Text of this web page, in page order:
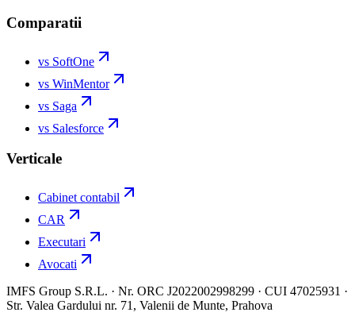
Comparatii
vs SoftOne
vs WinMentor
vs Saga
vs Salesforce
Verticale
Cabinet contabil
CAR
Executari
Avocati
IMFS Group S.R.L. · Nr. ORC J2022002998299 · CUI 47025931 ·
Str. Valea Gardului nr. 71, Valenii de Munte, Prahova